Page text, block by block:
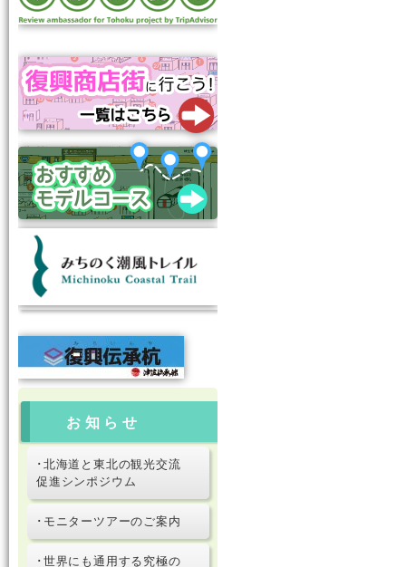
お知らせ
･北海道と東北の観光交流
促進シンポジウム
･モニターツアーのご案内
･世界にも通用する究極の